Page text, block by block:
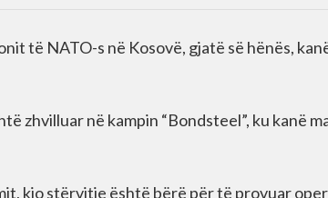
të NATO-s në Kosovë, gjatë së hënës,
zhvilluar në kampin “Bondsteel”, ku kanë
kjo stërvitje është bërë për të provuar